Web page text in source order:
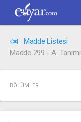
Madde Listesi
Madde 299 - A. Tanımı
BÖLÜMLER